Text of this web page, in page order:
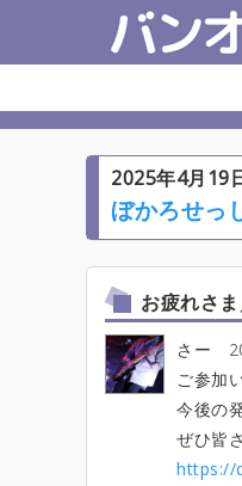
2025年4月19
ぼかろせっ
お疲れさ
さー
ご参加
今後の
ぜひ皆
https://